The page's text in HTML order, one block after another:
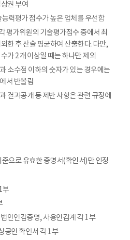
권 부여
력평가 점수가 높은 업체를 우선함
평가위원의 기술평가점수 중에서 최
한 후 산술 평균하여 산출한다. 다만,
가 2개 이상일 때는 하나만 제외
소수점 이하의 숫자가 있는 경우에는
서 반올림
결과공개 등 제반 사항은 관련 규정에
으로 유효한 증명서(확인서)만 인정
부
인인감증명, 사용인감계 각 1부
공인 확인서 각 1부